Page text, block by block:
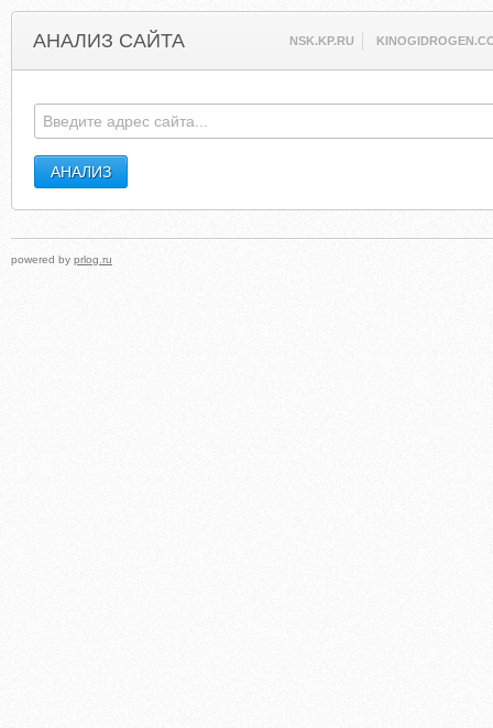
АНАЛИЗ САЙТА NSK.KP.RU
powered by prlog.ru